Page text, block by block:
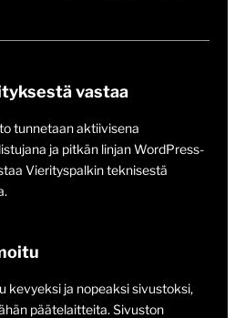
vastaa
tunnetaan aktiivisena
ja pitkän linjan WordPress-
Vierityspalkin teknisestä
kevyeksi ja nopeaksi sivustoksi,
päätelaitteita. Sivuston